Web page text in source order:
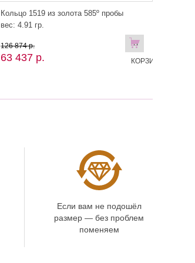
Кольцо 1519 из золота 585º пробы
вес: 4.91 гр.
126 874 р.
63 437 р.
В
КОРЗИНУ!
Если вам не подошёл
размер — без проблем
поменяем